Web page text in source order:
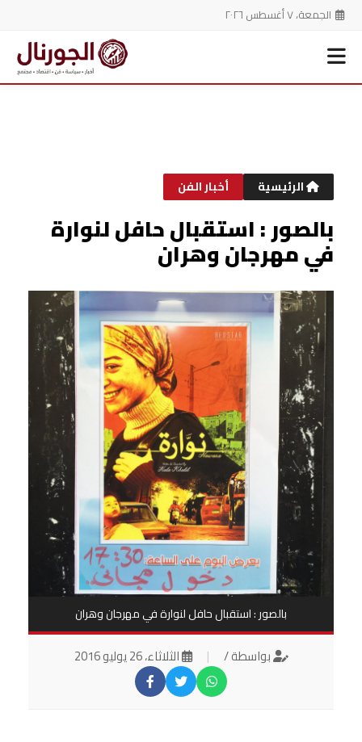
الجمعة، ٧ أغسطس ٢٠٢٦
الرئيسية أخبار الفن
بالصور : استقبال حافل لنوارة
في مهرجان وهران
بالصور : استقبال حافل لنوارة في مهرجان وهران
بواسطة / | الثلاثاء، 26 يوليو 2016